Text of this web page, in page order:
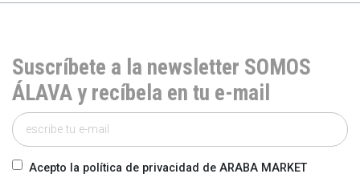
Suscríbete a la newsletter SOMOS
ÁLAVA y recíbela en tu e-mail
Acepto la política de privacidad de ARABA MARKET